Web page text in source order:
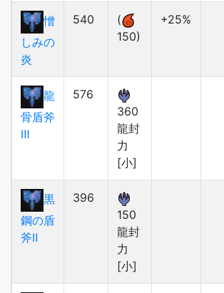
憎
しみの
炎
540
(
150)
+25%
龍
骨盾斧
Ⅲ
576
360
龍封
力
[小]
黒
鋼の盾
斧Ⅱ
396
150
龍封
力
[小]